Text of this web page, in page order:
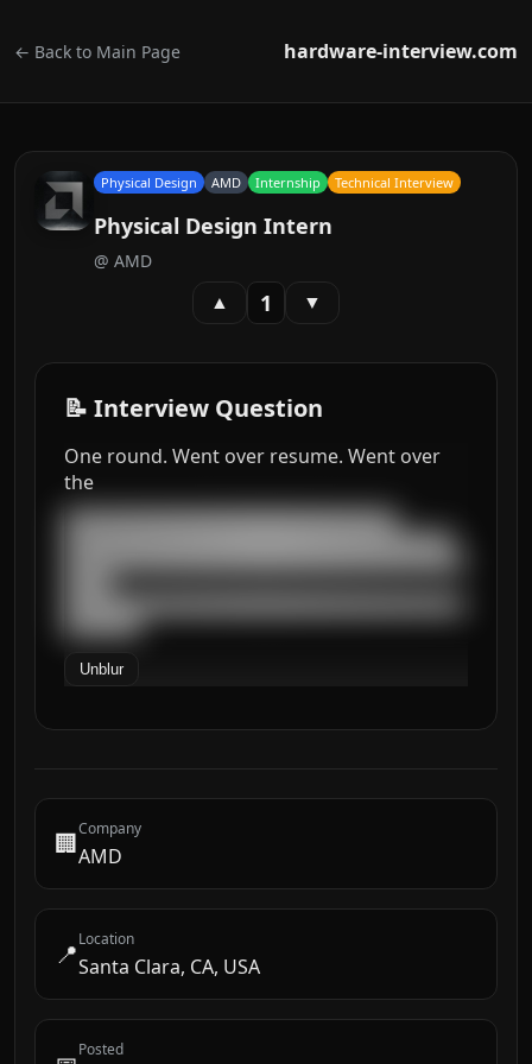
← Back to Main Page hardware-interview.com
Physical Design AMD Internship Technical Interview
Physical Design Intern
@ AMD
▲ 1 ▼
📝 Interview Question
One round. Went over resume. Went over
the
███████████████████████████████████
█████████████████████████████████████████
██████████████████████████████████████████
████████
Unblur
🏢Company
AMD
📍Location
Santa Clara, CA, USA
Posted